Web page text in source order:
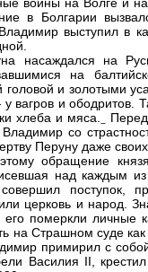
в Болгарии
выступил в
насаждался на
на
головой и золотыми
вагров и ободритов.
хлеба и мяса.
Владимир со
Перуну даже
обращение
над каждым
поступок,
церковь и народ.
его померкли личные
на Страшном суде
примирил с
Василия II,